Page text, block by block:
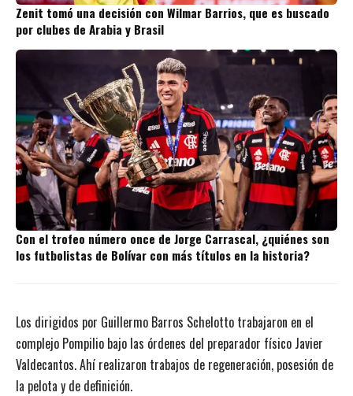
Zenit tomó una decisión con Wilmar Barrios, que es buscado
por clubes de Arabia y Brasil
Con el trofeo número once de Jorge Carrascal, ¿quiénes son
los futbolistas de Bolívar con más títulos en la historia?
Los dirigidos por Guillermo Barros Schelotto trabajaron en el
complejo Pompilio bajo las órdenes del preparador físico Javier
Valdecantos. Ahí realizaron trabajos de regeneración, posesión de
la pelota y de definición.